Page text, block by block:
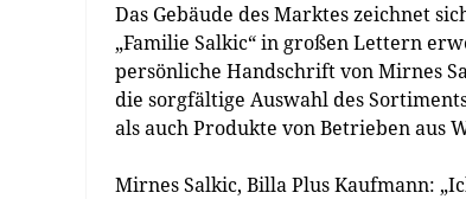
Das Gebäude des Marktes zeichnet
„Familie Salkic“ in großen Lettern
persönliche Handschrift von Mirnes
die sorgfältige Auswahl des
als auch Produkte von Betrieben aus
Mirnes Salkic, Billa Plus Kaufmann: